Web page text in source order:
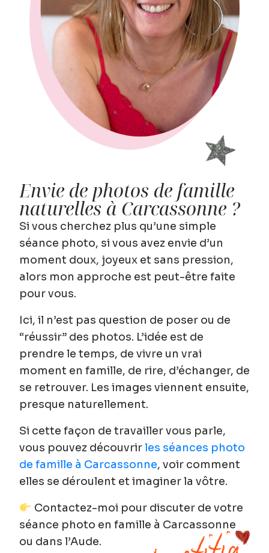
Envie de photos de famille
naturelles à Carcassonne ?
Si vous cherchez plus qu’une simple
séance photo, si vous avez envie d’un
moment doux, joyeux et sans pression,
alors mon approche est peut-être faite
pour vous.
Ici, il n’est pas question de poser ou de
“réussir” des photos. L’idée est de
prendre le temps, de vivre un vrai
moment en famille, de rire, d’échanger, de
se retrouver. Les images viennent ensuite,
presque naturellement.
Si cette façon de travailler vous parle,
vous pouvez découvrirles séances photo
de famille à Carcassonne, voir comment
elles se déroulent et imaginer la vôtre.
Contactez-moi pour discuter de votre
séance photo en famille à Carcassonne
ou dans l’Aude.